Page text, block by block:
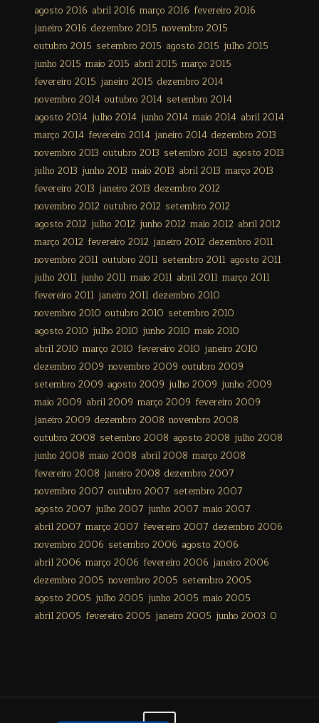
agosto 2016 abril 2016 março 2016 fevereiro 2016
janeiro 2016 dezembro 2015 novembro 2015
outubro 2015 setembro 2015 agosto 2015 julho 2015
junho 2015 maio 2015 abril 2015 março 2015
fevereiro 2015 janeiro 2015 dezembro 2014
novembro 2014 outubro 2014 setembro 2014
agosto 2014 julho 2014 junho 2014 maio 2014 abril 2014
março 2014 fevereiro 2014 janeiro 2014 dezembro 2013
novembro 2013 outubro 2013 setembro 2013 agosto 2013
julho 2013 junho 2013 maio 2013 abril 2013 março 2013
fevereiro 2013 janeiro 2013 dezembro 2012
novembro 2012 outubro 2012 setembro 2012
agosto 2012 julho 2012 junho 2012 maio 2012 abril 2012
março 2012 fevereiro 2012 janeiro 2012 dezembro 2011
novembro 2011 outubro 2011 setembro 2011 agosto 2011
julho 2011 junho 2011 maio 2011 abril 2011 março 2011
fevereiro 2011 janeiro 2011 dezembro 2010
novembro 2010 outubro 2010 setembro 2010
agosto 2010 julho 2010 junho 2010 maio 2010
abril 2010 março 2010 fevereiro 2010 janeiro 2010
dezembro 2009 novembro 2009 outubro 2009
setembro 2009 agosto 2009 julho 2009 junho 2009
maio 2009 abril 2009 março 2009 fevereiro 2009
janeiro 2009 dezembro 2008 novembro 2008
outubro 2008 setembro 2008 agosto 2008 julho 2008
junho 2008 maio 2008 abril 2008 março 2008
fevereiro 2008 janeiro 2008 dezembro 2007
novembro 2007 outubro 2007 setembro 2007
agosto 2007 julho 2007 junho 2007 maio 2007
abril 2007 março 2007 fevereiro 2007 dezembro 2006
novembro 2006 setembro 2006 agosto 2006
abril 2006 março 2006 fevereiro 2006 janeiro 2006
dezembro 2005 novembro 2005 setembro 2005
agosto 2005 julho 2005 junho 2005 maio 2005
abril 2005 fevereiro 2005 janeiro 2005 junho 2003 0